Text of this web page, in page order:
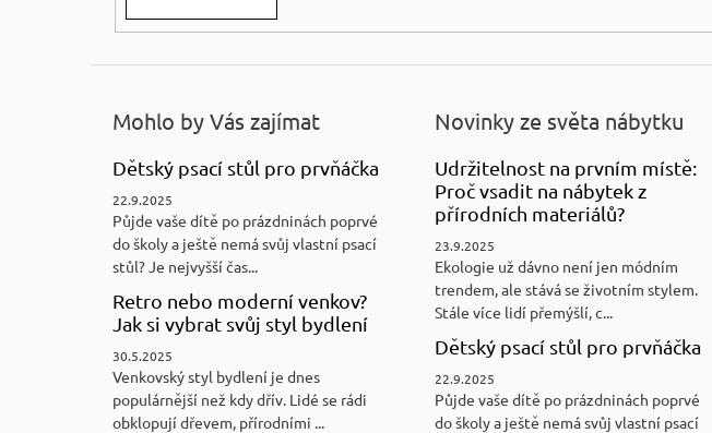
Mohlo by Vás zajímat
Dětský psací stůl pro prvňáčka
22.9.2025
Půjde vaše dítě po prázdninách poprvé
do školy a ještě nemá svůj vlastní psací
stůl? Je nejvyšší čas...
Retro nebo moderní venkov?
Jak si vybrat svůj styl bydlení
30.5.2025
Venkovský styl bydlení je dnes
populárnější než kdy dřív. Lidé se rádi
obklopují dřevem, přírodními ...
Novinky ze světa nábytku
Udržitelnost na prvním místě:
Proč vsadit na nábytek z
přírodních materiálů?
23.9.2025
Ekologie už dávno není jen módním
trendem, ale stává se životním stylem.
Stále více lidí přemýšlí, c...
Dětský psací stůl pro prvňáčka
22.9.2025
Půjde vaše dítě po prázdninách poprvé
do školy a ještě nemá svůj vlastní psací